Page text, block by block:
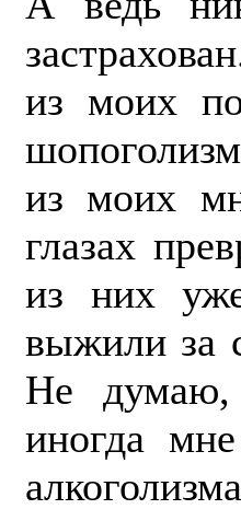
из моих
из моих
глазах
из них
выжили за
Не
иногда